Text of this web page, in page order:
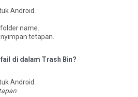
Android.
name.
tetapan.
di dalam Trash Bin?
Android.
.